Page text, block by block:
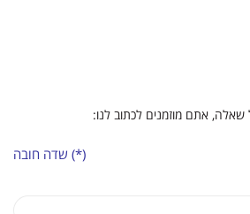
אתם מוזמנים לכתוב לנו:
(*) שדה חובה